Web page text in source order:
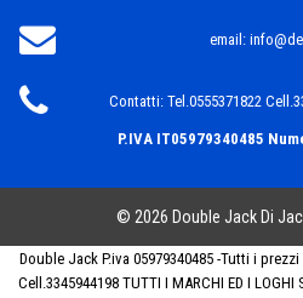
email:
Contatti: Tel.0555371822
P.IVA IT05979340485
© 2026 Double Jack Di
Double Jack P.iva 05979340485 -Tutti i prezzi
Cell.3345944198 TUTTI I MARCHI ED I LOGHI